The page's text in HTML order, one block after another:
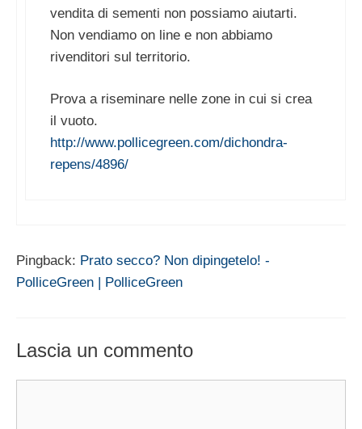
vendita di sementi non possiamo aiutarti.
Non vendiamo on line e non abbiamo
rivenditori sul territorio.
Prova a riseminare nelle zone in cui si crea
il vuoto.
http://www.pollicegreen.com/dichondra-
repens/4896/
Pingback: Prato secco? Non dipingetelo! -
PolliceGreen | PolliceGreen
Lascia un commento